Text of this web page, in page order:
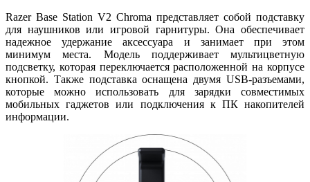
Razer Base Station V2 Chroma представляет собой подставку
для наушников или игровой гарнитуры. Она обеспечивает
надежное удержание аксессуара и занимает при этом
минимум места. Модель поддерживает мультицветную
подсветку, которая переключается расположенной на корпусе
кнопкой. Также подставка оснащена двумя USB-разъемами,
которые можно использовать для зарядки совместимых
мобильных гаджетов или подключения к ПК накопителей
информации.